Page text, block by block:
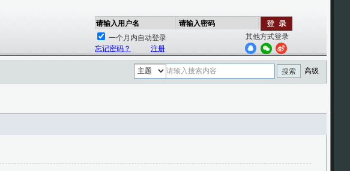
请输入用户名
请输入密码
一个月内自动登录
忘记密码？
注册
其他方式登录
搜索 高级